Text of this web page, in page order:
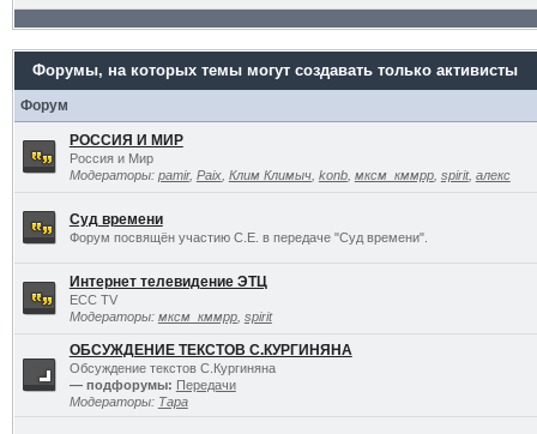
Форумы, на которых темы могут создавать только активисты
Форум
РОССИЯ И МИР
Россия и Мир
Модераторы: pamir, Paix, Клим Климыч, konb, мксм_кммрр, spirit, алекс
Суд времени
Форум посвящён участию С.Е. в передаче "Суд времени".
Интернет телевидение ЭТЦ
ECC TV
Модераторы: мксм_кммрр, spirit
ОБСУЖДЕНИЕ ТЕКСТОВ С.КУРГИНЯНА
Обсуждение текстов С.Кургиняна
— подфорумы: Передачи
Модераторы: Тара